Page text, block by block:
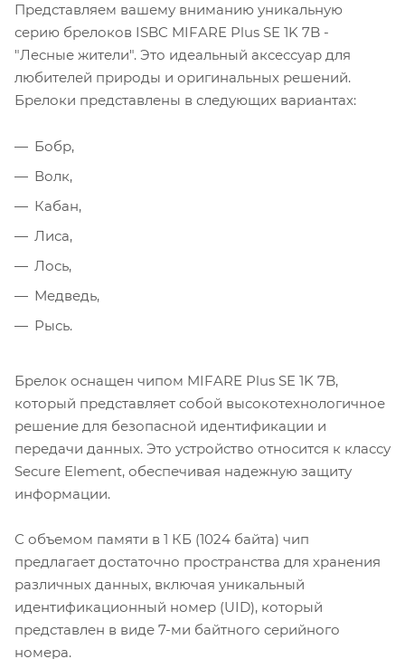
Представляем вашему вниманию уникальную
серию брелоков ISBC MIFARE Plus SE 1K 7B -
"Лесные жители". Это идеальный аксессуар для
любителей природы и оригинальных решений.
Брелоки представлены в следующих вариантах:
Бобр,
Волк,
Кабан,
Лиса,
Лось,
Медведь,
Рысь.
Брелок оснащен чипом MIFARE Plus SE 1K 7B,
который представляет собой высокотехнологичное
решение для безопасной идентификации и
передачи данных. Это устройство относится к классу
Secure Element, обеспечивая надежную защиту
информации.
С объемом памяти в 1 КБ (1024 байта) чип
предлагает достаточно пространства для хранения
различных данных, включая уникальный
идентификационный номер (UID), который
представлен в виде 7-ми байтного серийного
номера.